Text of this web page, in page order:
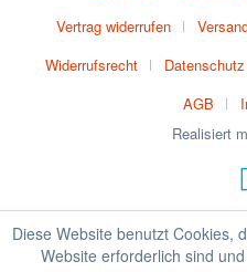
Vertrag widerrufen
Widerrufsrecht
Datenschutz
AGB
Realisiert
Diese Website benutzt Cookies,
Website erforderlich sind